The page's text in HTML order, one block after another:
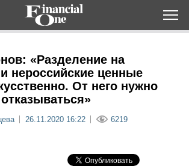
«Разделение на
нероссийские ценные
От него нужно
26.11.2020 16:22 6219